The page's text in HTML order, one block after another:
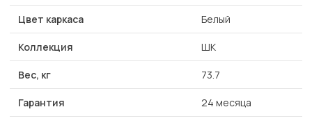
Цвет каркаса Белый
Коллекция ШК
Вес, кг 73.7
Гарантия 24 месяца